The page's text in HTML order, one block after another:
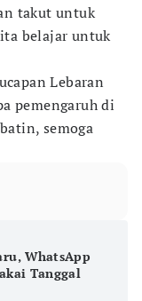
takut untuk
belajar untuk
Lebaran
pemengaruh di
semoga
WhatsApp
Tanggal